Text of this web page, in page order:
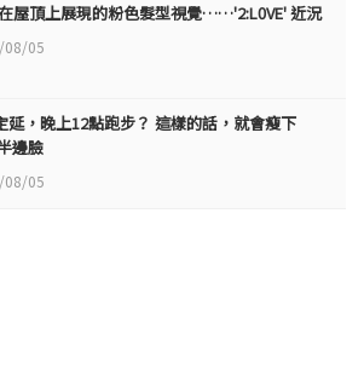
屋頂上展現的粉色髮型視覺……'2:L0VE' 近況
08/05
延，晚上12點跑步？ 這樣的話，就會瘦下
邊臉
08/05